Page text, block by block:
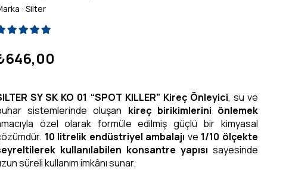
: Silter
SY SK KO 01 “SPOT KILLER” Kireç Önleyici, su ve
sistemlerinde oluşan kireç birikimlerini önlemek
özel olarak formüle edilmiş güçlü bir kimyasal
10 litrelik endüstriyel ambalajı ve 1/10 ölçekte
kullanılabilen konsantre yapısı sayesinde
süreli kullanım imkânı sunar.